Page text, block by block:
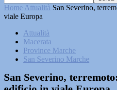
Home Attualità San Severino,
viale Europa
Attualità
Macerata
Province Marche
San Severino Marche
San Severino,